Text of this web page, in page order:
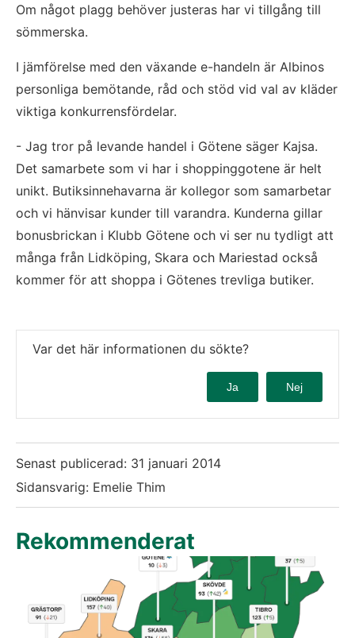
Om något plagg behöver justeras har vi tillgång till
sömmerska.
I jämförelse med den växande e-handeln är Albinos
personliga bemötande, råd och stöd vid val av kläder
viktiga konkurrensfördelar.
- Jag tror på levande handel i Götene säger Kajsa.
Det samarbete som vi har i shoppinggotene är helt
unikt. Butiksinnehavarna är kollegor som samarbetar
och vi hänvisar kunder till varandra. Kunderna gillar
bonusbrickan i Klubb Götene och vi ser nu tydligt att
många från Lidköping, Skara och Mariestad också
kommer för att shoppa i Götenes trevliga butiker.
Var det här informationen du sökte?
Ja Nej
Senast publicerad: 31 januari 2014
Sidansvarig: Emelie Thim
Rekommenderat